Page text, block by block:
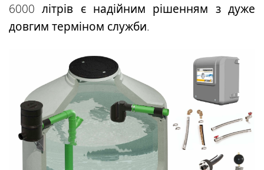
6000 літрів є надійним рішенням з дуже
довгим терміном служби.